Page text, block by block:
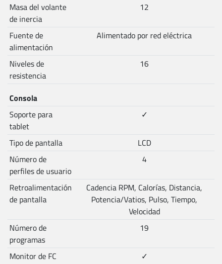
Masa del volante
de inercia
12
Fuente de
alimentación
Alimentado por red eléctrica
Niveles de
resistencia
16
Consola
Soporte para
tablet
✓
Tipo de pantalla
LCD
Número de
perfiles de usuario
4
Retroalimentación
de pantalla
Cadencia RPM, Calorías, Distancia,
Potencia/Vatios, Pulso, Tiempo,
Velocidad
Número de
programas
19
Monitor de FC
✓